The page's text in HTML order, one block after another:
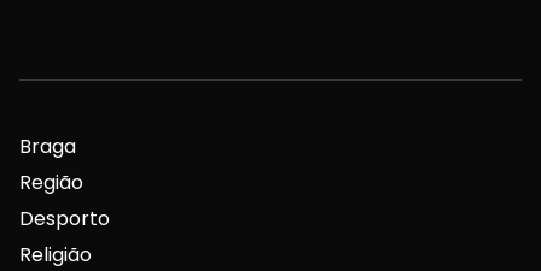
Braga
Região
Desporto
Religião